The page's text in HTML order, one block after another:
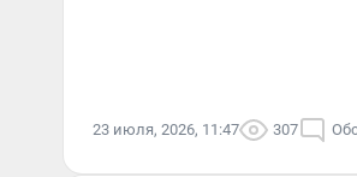
23 июля, 2026, 11:47 307